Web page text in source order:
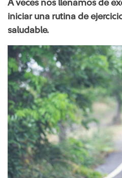
A‌ ‌veces‌ ‌nos‌ ‌llenamos‌ ‌de‌
‌iniciar‌ ‌una‌ ‌rutina‌ ‌de‌
saludable.